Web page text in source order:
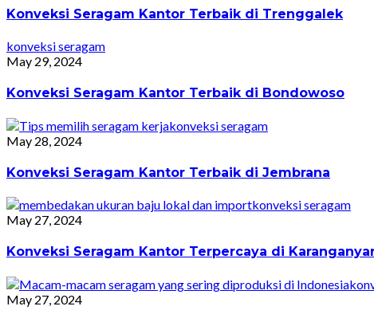
Konveksi Seragam Kantor Terbaik di Trenggalek
konveksi seragam
May 29, 2024
Konveksi Seragam Kantor Terbaik di Bondowoso
konveksi seragam
May 28, 2024
Konveksi Seragam Kantor Terbaik di Jembrana
konveksi seragam
May 27, 2024
Konveksi Seragam Kantor Terpercaya di
May 27, 2024